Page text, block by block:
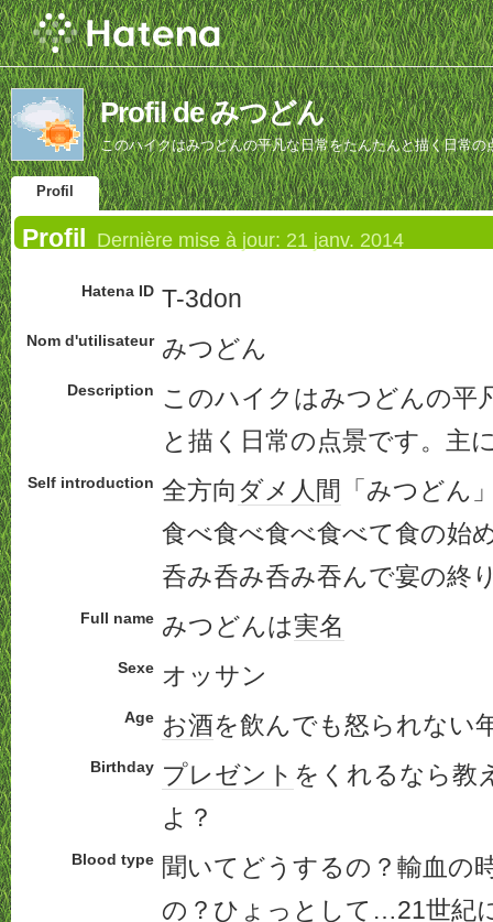
Profil de みつどん
このハイクはみつどんの平凡な日常をたんたんと描く日常
Profil
Profil Dernière mise à jour: 21 janv. 2014
Hatena ID T-3don
Nom d'utilisateur みつどん
Description
このハイクはみつどんの平
と描く日常の点景です。主
Self introduction 全方向ダメ人間
「みつどん
食べ食べ食べ食べて食の始
呑み呑み呑み吞んで宴の終
Full name みつどんは実名
Sexe オッサン
Age お酒を飲んでも怒られない
Birthday プレゼント をくれるなら教
よ？
Blood type 聞いてどうするの？輸血の
の？ひょっとして…21世紀